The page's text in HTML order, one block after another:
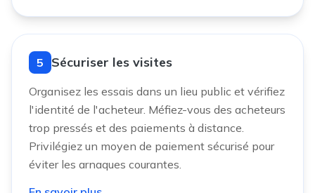
5 Sécuriser les visites
Organisez les essais dans un lieu public et vérifiez
l'identité de l'acheteur. Méfiez-vous des acheteurs
trop pressés et des paiements à distance.
Privilégiez un moyen de paiement sécurisé pour
éviter les arnaques courantes.